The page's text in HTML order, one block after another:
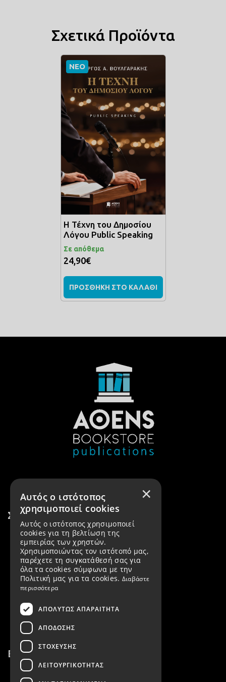
Σχετικά Προϊόντα
ΝΕΟ
Η Τέχνη του Δημοσίου
Λόγου Public Speaking
Σε απόθεμα
24,90€
ΠΡΟΣΘΗΚΗ ΣΤΟ ΚΑΛΑΘΙ
Σύνδεσμοι
Προϊόντα
Εταιρεία
Όροι χρήσης
Τρόποι αποστολής
Επικοινωνία
×
Αυτός ο ιστότοπος
χρησιμοποιεί cookies
Αυτός ο ιστότοπος χρησιμοποιεί
cookies για τη βελτίωση της
εμπειρίας των χρηστών.
Χρησιμοποιώντας τον ιστότοπό μας,
παρέχετε τη συγκατάθεσή σας για
όλα τα cookies σύμφωνα με την
Πολιτική μας για τα cookies. Διαβάστε
περισσότερα
ΑΠΟΛΎΤΩΣ ΑΠΑΡΑΊΤΗΤΑ
ΑΠΌΔΟΣΗΣ
ΣΤΌΧΕΥΣΗΣ
ΛΕΙΤΟΥΡΓΙΚΌΤΗΤΑΣ